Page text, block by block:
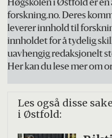
Høgskolen i Østfold er én
forskning.no. Deres
leverer innhold til
innholdet for å tydelig
uavhengig redaksjonelt
Her kan du lese mer om
Les også disse
i Østfold: